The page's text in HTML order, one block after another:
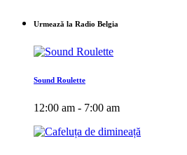
Urmează la Radio Belgia
Sound Roulette
12:00 am - 7:00 am